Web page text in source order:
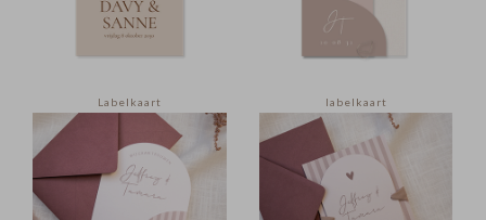
Labelkaart labelkaart